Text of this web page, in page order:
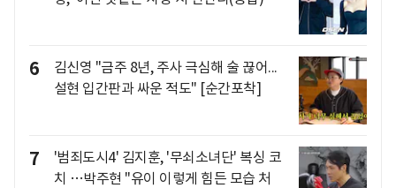
6
김신영 "금주 8년, 주사 극심해 술 끊어...
설현 입간판과 싸운 적도" [순간포착]
7
'범죄도시4' 김지훈, '무쇠소녀단' 복싱 코
치 …박주현 "유이 이렇게 힘든 모습 처